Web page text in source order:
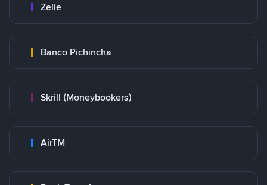
Zelle
Banco Pichincha
Skrill (Moneybookers)
AirTM